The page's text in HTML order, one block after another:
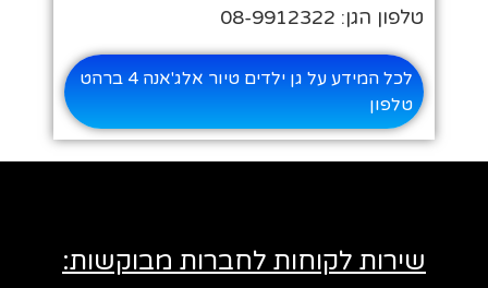
טלפון הגן: 08-9912322
לכל המידע על גן ילדים טיור אלג'אנה 4 ברהט
טלפון
שירות לקוחות לחברות מבוקשות: